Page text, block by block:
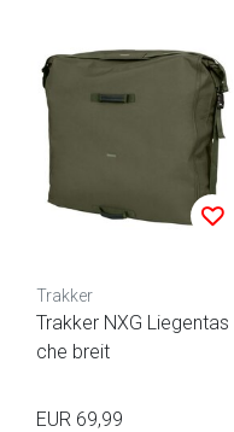
Trakker
Trakker NXG Liegentas
che breit
EUR 69,99